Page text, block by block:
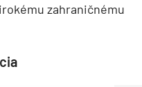
zahraničnému